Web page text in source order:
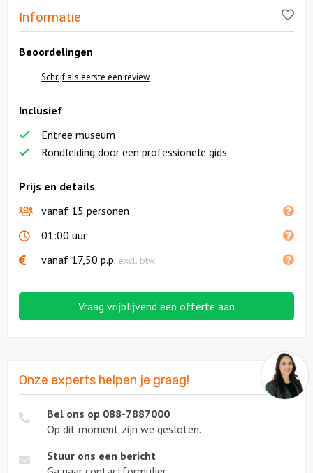
Informatie
Beoordelingen
Schrijf als eerste een review
Prijs en details
vanaf 15 personen
01:00 uur
vanaf 17,50 p.p. excl. btw
Inclusief
Entree museum
Rondleiding door een professionele gids
Vraag vrijblijvend een offerte aan
Onze experts helpen je graag!
Bel ons op 088-7887000
Op dit moment zijn we gesloten.
Stuur ons een bericht